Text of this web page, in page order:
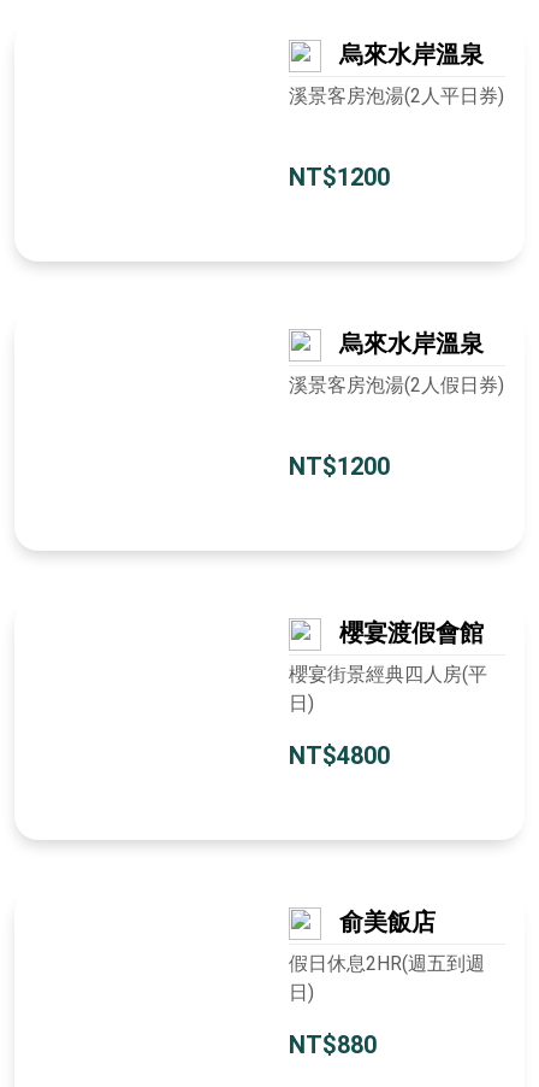
烏來水岸溫泉
溪景客房泡湯(2人平日券)
NT$1200
烏來水岸溫泉
溪景客房泡湯(2人假日券)
NT$1200
櫻宴渡假會館
櫻宴街景經典四人房(平
日)
NT$4800
俞美飯店
假日休息2HR(週五到週
日)
NT$880